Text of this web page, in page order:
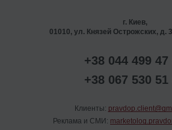
г. Киев,
01010, ул. Князей Острожских, д.
+38 044 499 47
+38 067 530 51
Клиенты:
Реклама и СМИ: